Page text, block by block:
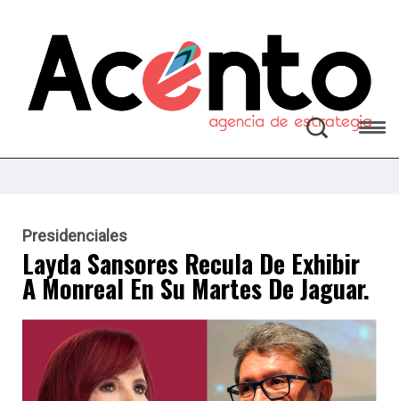
Presidenciales
Layda Sansores Recula De Exhibir
A Monreal En Su Martes De Jaguar.